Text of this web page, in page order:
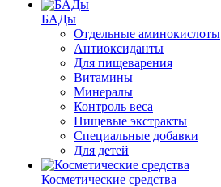
БАДы
Отдельные аминокислоты
Антиоксиданты
Для пищеварения
Витамины
Минералы
Контроль веса
Пищевые экстракты
Специальные добавки
Для детей
Косметические средства